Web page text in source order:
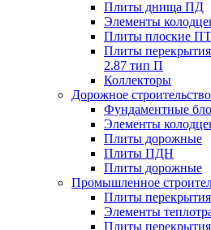
Плиты днища ПД
Элементы
Плиты плоские
Плиты перекрытия
2.87 тип П
Коллекторы
Дорожное строительство
Фундаментные
Элементы
Плиты дорожные
Плиты ПДН
Плиты дорожные
Промышленное
Плиты
Элементы
Плиты